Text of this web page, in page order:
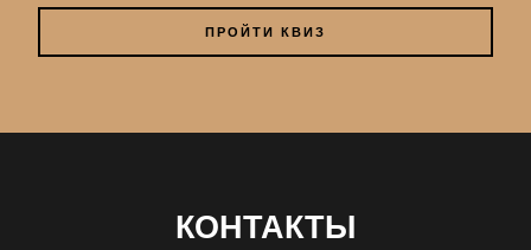
ПРОЙТИ КВИЗ
КОНТАКТЫ